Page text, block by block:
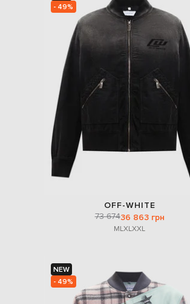
- 49%
OFF-WHITE
73 67436 863 грн
MLXLXXL
NEW
- 49%